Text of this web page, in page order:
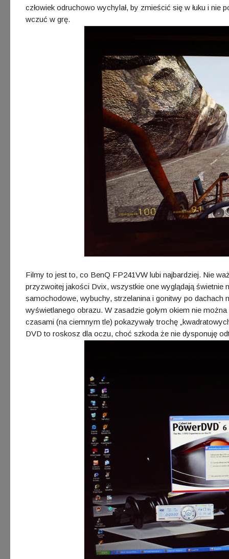
człowiek odruchowo wychylał, by zmieścić się w łuku i
wczuć w grę.
Filmy to jest to, co BenQ FP241VW lubi najbardziej. Nie
przyzwoitej jakości Dvix, wszystkie one wyglądają świetnie
samochodowe, wybuchy, strzelanina i gonitwy po dachach
wyświetlanego obrazu. W zasadzie gołym okiem nie
czasami (na ciemnym tle) pokazywały trochę
DVD to roskosz dla oczu, choć szkoda że nie dysponuję